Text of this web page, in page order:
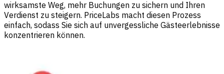
wirksamste Weg, mehr Buchungen zu sichern und Ihren
Verdienst zu steigern. PriceLabs macht diesen Prozess
einfach, sodass Sie sich auf unvergessliche Gästeerlebnisse
konzentrieren können.